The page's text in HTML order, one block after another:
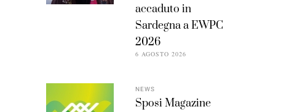
accaduto in
Sardegna a EWPC
2026
6 AGOSTO 2026
NEWS
Sposi Magazine